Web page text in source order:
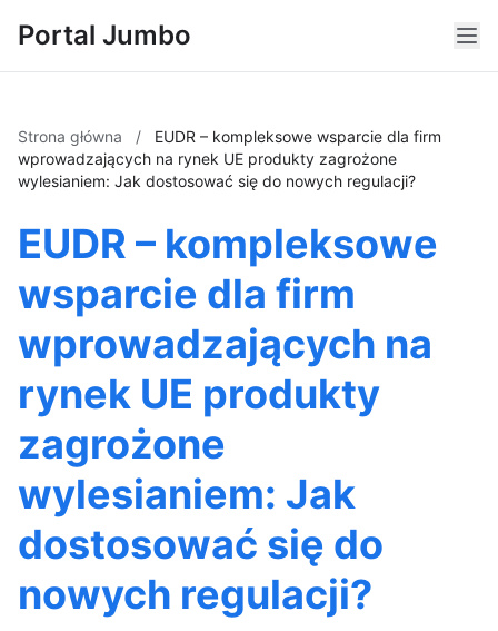
Portal Jumbo
Strona główna /
EUDR – kompleksowe wsparcie dla firm
wprowadzających na rynek UE produkty zagrożone
wylesianiem: Jak dostosować się do nowych regulacji?
EUDR – kompleksowe
wsparcie dla firm
wprowadzających na
rynek UE produkty
zagrożone
wylesianiem: Jak
dostosować się do
nowych regulacji?